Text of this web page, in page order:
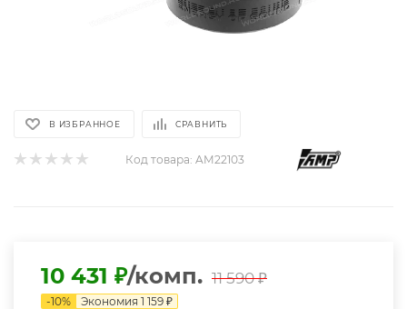
В ИЗБРАННОЕ СРАВНИТЬ
Код товара: AM22103
10 431 ₽/комп. 11 590₽
-10% Экономия 1 159 ₽